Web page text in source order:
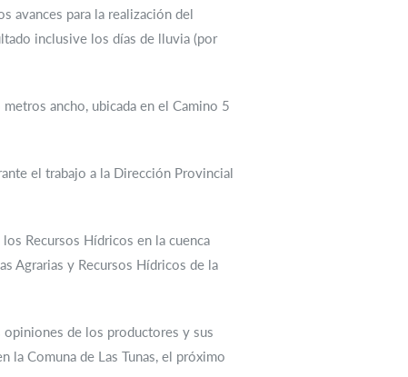
avances para la realización del
inclusive los días de lluvia (por
ancho, ubicada en el Camino 5
el trabajo a la Dirección Provincial
Recursos Hídricos en la cuenca
Agrarias y Recursos Hídricos de la
opiniones de los productores y sus
la Comuna de Las Tunas, el próximo